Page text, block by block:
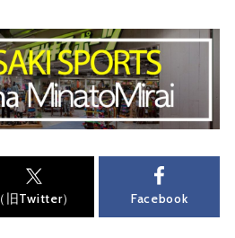
（旧Twitter） Facebook